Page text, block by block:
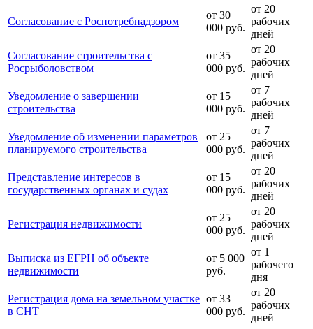
Согласование с Роспотребнадзором
от 30
000 руб.
от 20
рабочих
дней
Согласование строительства с
Росрыболовством
от 35
000 руб.
от 20
рабочих
дней
Уведомление о завершении
строительства
от 15
000 руб.
от 7
рабочих
дней
Уведомление об изменении параметров
планируемого строительства
от 25
000 руб.
от 7
рабочих
дней
Представление интересов в
государственных органах и судах
от 15
000 руб.
от 20
рабочих
дней
Регистрация недвижимости
от 25
000 руб.
от 20
рабочих
дней
Выписка из ЕГРН об объекте
недвижимости
от 5 000
руб.
от 1
рабочего
дня
Регистрация дома на земельном участке
в СНТ
от 33
000 руб.
от 20
рабочих
дней